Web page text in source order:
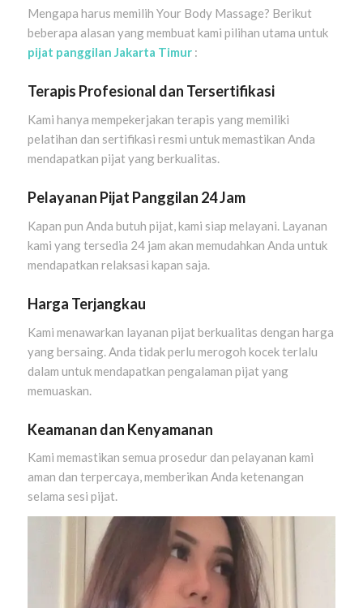
Mengapa harus memilih Your Body Massage? Berikut
beberapa alasan yang membuat kami pilihan utama untuk
pijat panggilan Jakarta Timur:
Terapis Profesional dan Tersertifikasi
Kami hanya mempekerjakan terapis yang memiliki
pelatihan dan sertifikasi resmi untuk memastikan Anda
mendapatkan pijat yang berkualitas.
Pelayanan Pijat Panggilan 24 Jam
Kapan pun Anda butuh pijat, kami siap melayani. Layanan
kami yang tersedia 24 jam akan memudahkan Anda untuk
mendapatkan relaksasi kapan saja.
Harga Terjangkau
Kami menawarkan layanan pijat berkualitas dengan harga
yang bersaing. Anda tidak perlu merogoh kocek terlalu
dalam untuk mendapatkan pengalaman pijat yang
memuaskan.
Keamanan dan Kenyamanan
Kami memastikan semua prosedur dan pelayanan kami
aman dan terpercaya, memberikan Anda ketenangan
selama sesi pijat.